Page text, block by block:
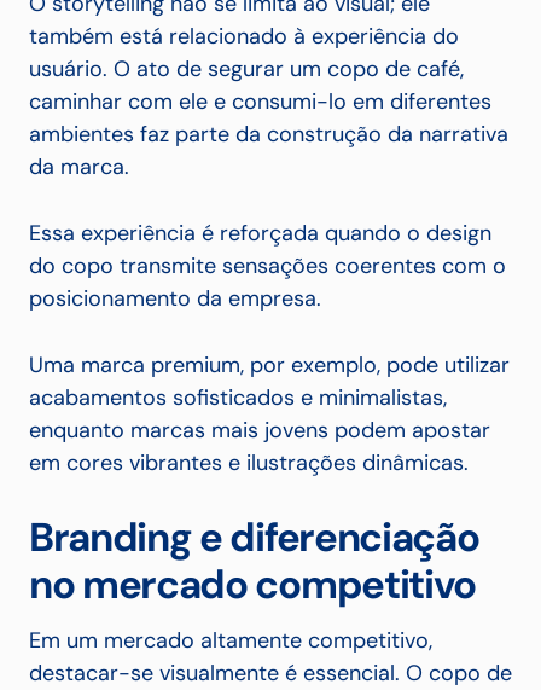
também está relacionado à experiência do
usuário. O ato de segurar um copo de café,
caminhar com ele e consumi-lo em diferentes
ambientes faz parte da construção da narrativa
da marca.
Essa experiência é reforçada quando o design
do copo transmite sensações coerentes com o
posicionamento da empresa.
Uma marca premium, por exemplo, pode utilizar
acabamentos sofisticados e minimalistas,
enquanto marcas mais jovens podem apostar
em cores vibrantes e ilustrações dinâmicas.
Branding e diferenciação
no mercado competitivo
Em um mercado altamente competitivo,
destacar-se visualmente é essencial. O copo de